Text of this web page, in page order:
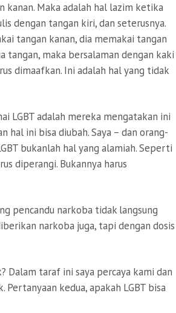
kanan. Maka adalah hal lazim ketika
dengan tangan kiri, dan seterusnya.
tangan kanan, dia memakai tangan
tangan, maka bersalaman dengan kaki
dimaafkan. Ini adalah hal yang tidak
LGBT adalah mereka mengatakan ini
hal ini bisa diubah. Saya – dan orang-
bukanlah hal yang alamiah. Seperti
diperangi. Bukannya harus
pencandu narkoba tidak langsung
narkoba juga, tapi dengan dosis
Dalam taraf ini saya percaya kami dan
Pertanyaan kedua, apakah LGBT bisa